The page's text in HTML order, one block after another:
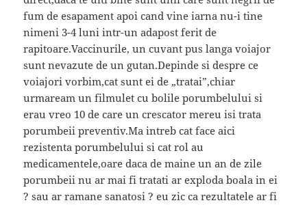
fum de esapament apoi cand vine iarna nu-i tine
nimeni 3-4 luni intr-un adapost ferit de
rapitoare.Vaccinurile, un cuvant pus langa voiajor
sunt nevazute de un gutan.Depinde si despre ce
voiajori vorbim,cat sunt ei de „tratai”,chiar
urmaream un filmulet cu bolile porumbelului si
erau vreo 10 de care un crescator mereu isi trata
porumbeii preventiv.Ma intreb cat face aici
rezistenta porumbelului si cat rol au
medicamentele,oare daca de maine un an de zile
porumbeii nu ar mai fi tratati ar exploda boala in ei
? sau ar ramane sanatosi ? eu zic ca rezultatele ar fi